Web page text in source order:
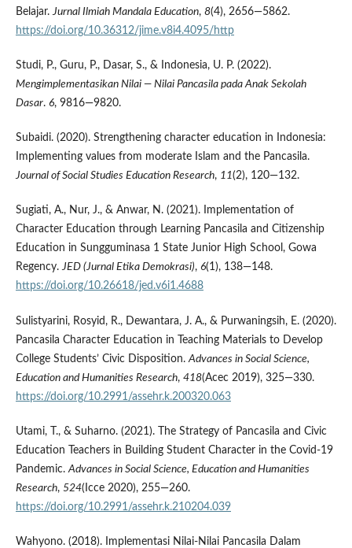
Belajar.Jurnal Ilmiah Mandala Education, 8(4), 2656—5862.
https://doi.org/10.36312/jime.v8i4.4095/http
Studi, P., Guru, P., Dasar, S., & Indonesia, U. P. (2022).
Mengimplementasikan Nilai — Nilai Pancasila pada Anak Sekolah
Dasar. 6, 9816—9820.
Subaidi. (2020). Strengthening character education in Indonesia:
Implementing values from moderate Islam and the Pancasila.
Journal of Social Studies Education Research, 11(2), 120—132.
Sugiati, A., Nur, J., & Anwar, N. (2021). Implementation of
Character Education through Learning Pancasila and Citizenship
Education in Sungguminasa 1 State Junior High School, Gowa
Regency.JED (Jurnal Etika Demokrasi), 6(1), 138—148.
https://doi.org/10.26618/jed.v6i1.4688
Sulistyarini, Rosyid, R., Dewantara, J. A., & Purwaningsih, E. (2020).
Pancasila Character Education in Teaching Materials to Develop
College Students’ Civic Disposition. Advances in Social Science,
Education and Humanities Research, 418(Acec 2019), 325—330.
https://doi.org/10.2991/assehr.k.200320.063
Utami, T., & Suharno. (2021). The Strategy of Pancasila and Civic
Education Teachers in Building Student Character in the Covid-19
Pandemic. Advances in Social Science, Education and Humanities
Research, 524(Icce 2020), 255—260.
https://doi.org/10.2991/assehr.k.210204.039
Wahyono. (2018). Implementasi Nilai-Nilai Pancasila Dalam